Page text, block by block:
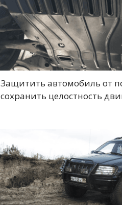
Защитить автомобиль от
сохранить целостность